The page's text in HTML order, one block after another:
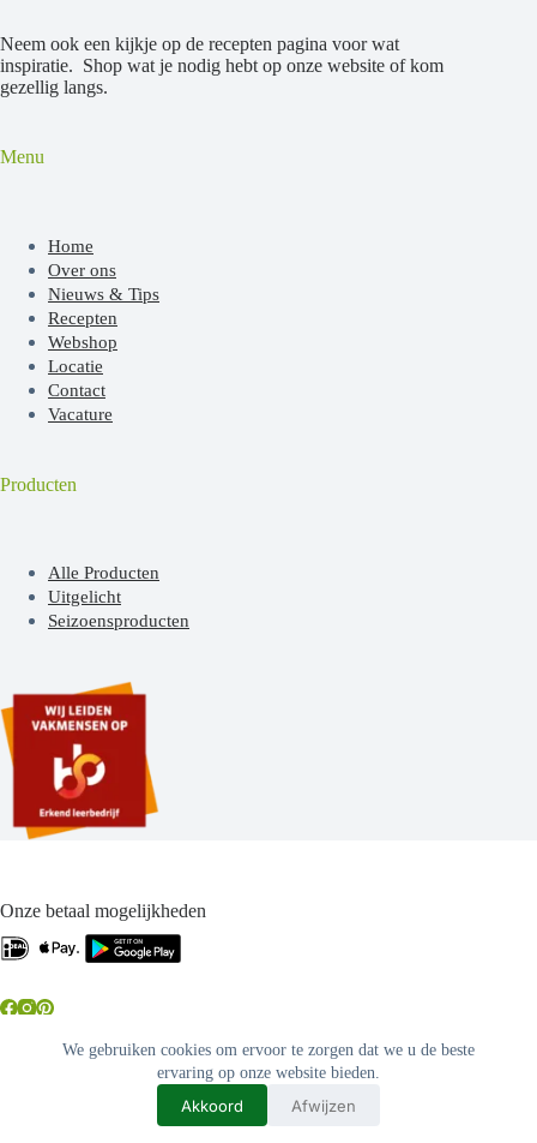
We gebruiken cookies om ervoor te zorgen dat we u de beste
ervaring op onze website bieden.
Akkoord Afwijzen
Neem ook een kijkje op de recepten pagina voor wat
inspiratie. Shop wat je nodig hebt op onze website of kom
gezellig langs.
Menu
Home
Over ons
Nieuws & Tips
Recepten
Webshop
Locatie
Contact
Vacature
Producten
Alle Producten
Uitgelicht
Seizoensproducten
Onze betaal mogelijkheden
.
voorwaarden
Privacyverklaring- Ontwikkeld doorBest4u
BTW: NL853557214B01